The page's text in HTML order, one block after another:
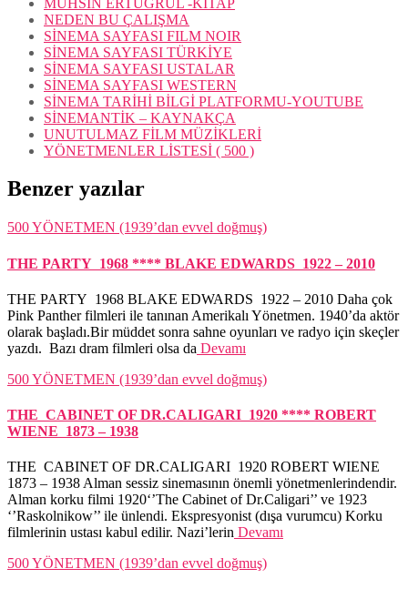
NEDEN BU ÇALIŞMA
SİNEMA SAYFASI FILM NOIR
SİNEMA SAYFASI TÜRKİYE
SİNEMA SAYFASI USTALAR
SİNEMA SAYFASI WESTERN
SİNEMA TARİHİ BİLGİ PLATFORMU-YOUTUBE
SİNEMANTİK – KAYNAKÇA
UNUTULMAZ FİLM MÜZİKLERİ
YÖNETMENLER LİSTESİ ( 500 )
Benzer yazılar
500 YÖNETMEN (1939’dan evvel doğmuş)
THE PARTY 1968 **** BLAKE EDWARDS 1922 – 2010
THE PARTY 1968 BLAKE EDWARDS 1922 – 2010 Daha çok
Pink Panther filmleri ile tanınan Amerikalı Yönetmen. 1940’da aktör
olarak başladı.Bir müddet sonra sahne oyunları ve radyo için skeçler
yazdı. Bazı dram filmleri olsa da Devamı
500 YÖNETMEN (1939’dan evvel doğmuş)
THE CABINET OF DR.CALIGARI 1920 **** ROBERT
WIENE 1873 – 1938
THE CABINET OF DR.CALIGARI 1920 ROBERT WIENE
1873 – 1938 Alman sessiz sinemasının önemli yönetmenlerindendir.
Alman korku filmi 1920‘’The Cabinet of Dr.Caligari’’ ve 1923
‘’Raskolnikow’’ ile ünlendi. Ekspresyonist (dışa vurumcu) Korku
filmlerinin ustası kabul edilir. Nazi’lerin Devamı
500 YÖNETMEN (1939’dan evvel doğmuş)